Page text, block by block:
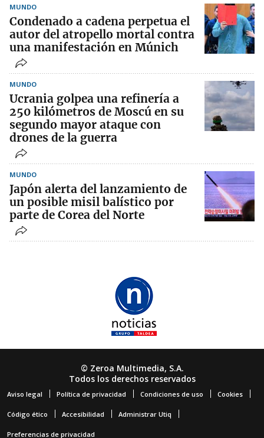
MUNDO
Condenado a cadena perpetua el
autor del atropello mortal contra
una manifestación en Múnich
MUNDO
Ucrania golpea una refinería a
250 kilómetros de Moscú en su
segundo mayor ataque con
drones de la guerra
MUNDO
Japón alerta del lanzamiento de
un posible misil balístico por
parte de Corea del Norte
© Zeroa Multimedia, S.A.
Todos los derechos reservados
Aviso legal Política de privacidad Condiciones de uso Cookies
Código ético Accesibilidad Administrar Utiq
Preferencias de privacidad